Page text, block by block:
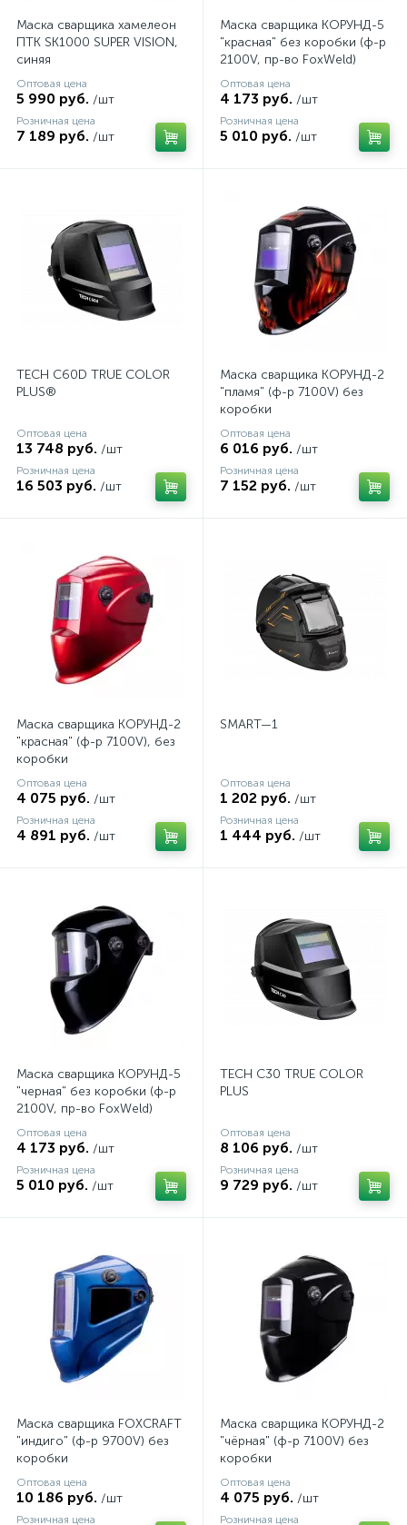
Маска сварщика хамелеон
ПТК SK1000 SUPER VISION,
синяя
Оптовая цена
5 990 руб. /шт
Розничная цена
7 189 руб. /шт
Маска сварщика КОРУНД-5
"красная" без коробки (ф-р
2100V, пр-во FoxWeld)
Оптовая цена
4 173 руб. /шт
Розничная цена
5 010 руб. /шт
TECH C60D TRUE COLOR
PLUS®
Оптовая цена
13 748 руб. /шт
Розничная цена
16 503 руб. /шт
Маска сварщика КОРУНД-2
"пламя" (ф-р 7100V) без
коробки
Оптовая цена
6 016 руб. /шт
Розничная цена
7 152 руб. /шт
Маска сварщика КОРУНД-2
"красная" (ф-р 7100V), без
коробки
Оптовая цена
4 075 руб. /шт
Розничная цена
4 891 руб. /шт
SMART—1
Оптовая цена
1 202 руб. /шт
Розничная цена
1 444 руб. /шт
Маска сварщика КОРУНД-5
"черная" без коробки (ф-р
2100V, пр-во FoxWeld)
Оптовая цена
4 173 руб. /шт
Розничная цена
5 010 руб. /шт
TECH С30 TRUE COLOR
PLUS
Оптовая цена
8 106 руб. /шт
Розничная цена
9 729 руб. /шт
Маска сварщика FOXCRAFT
"индиго" (ф-р 9700V) без
коробки
Оптовая цена
10 186 руб. /шт
Розничная цена
Маска сварщика КОРУНД-2
"чёрная" (ф-р 7100V) без
коробки
Оптовая цена
4 075 руб. /шт
Розничная цена